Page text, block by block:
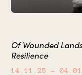
Of Wounded
Resilience
14.11.25 –